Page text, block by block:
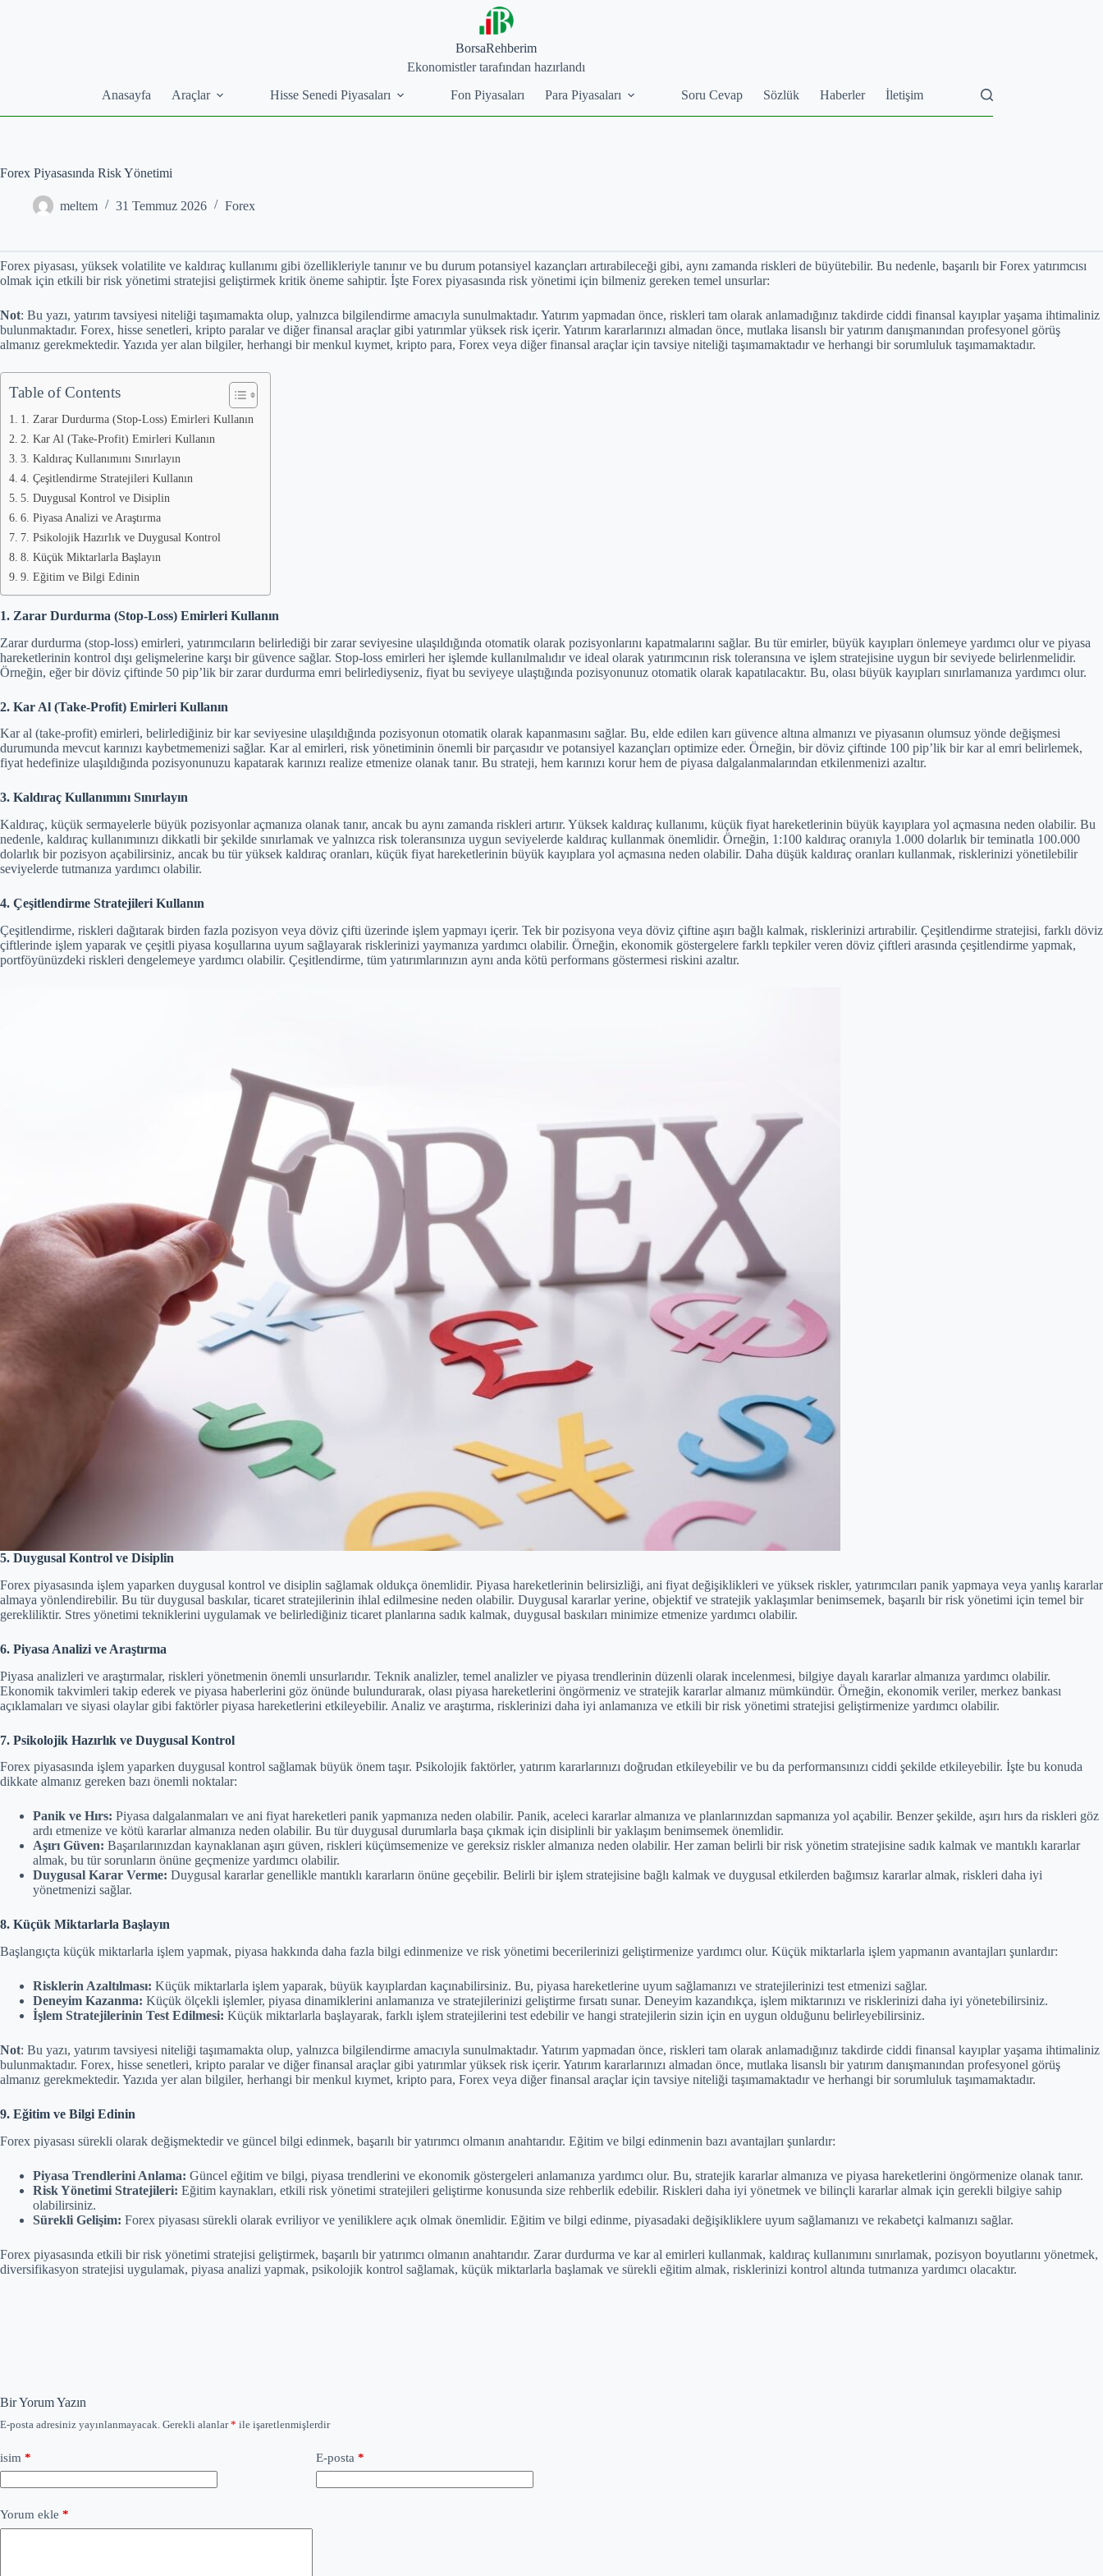
BorsaRehberim
Ekonomistler tarafından hazırlandı
Anasayfa
Araçlar Hisse Senedi Piyasaları Fon Piyasaları Para Piyasaları Soru Cevap Sözlük Haberler İletişim
Forex Piyasasında Risk Yönetimi
meltem 31 Temmuz 2026 Forex
Forex piyasası, yüksek volatilite ve kaldıraç kullanımı gibi özellikleriyle tanınır ve bu durum potansiyel kazançları artırabileceği gibi, aynı zamanda riskleri de büyütebilir. Bu nedenle, başarılı bir Forex yatırımcısı
olmak için etkili bir risk yönetimi stratejisi geliştirmek kritik öneme sahiptir. İşte Forex piyasasında risk yönetimi için bilmeniz gereken temel unsurlar:
Not: Bu yazı, yatırım tavsiyesi niteliği taşımamakta olup, yalnızca bilgilendirme amacıyla sunulmaktadır. Yatırım yapmadan önce, riskleri tam olarak anlamadığınız takdirde ciddi finansal kayıplar yaşama ihtimaliniz
bulunmaktadır. Forex, hisse senetleri, kripto paralar ve diğer finansal araçlar gibi yatırımlar yüksek risk içerir. Yatırım kararlarınızı almadan önce, mutlaka lisanslı bir yatırım danışmanından profesyonel görüş
almanız gerekmektedir. Yazıda yer alan bilgiler, herhangi bir menkul kıymet, kripto para, Forex veya diğer finansal araçlar için tavsiye niteliği taşımamaktadır ve herhangi bir sorumluluk taşımamaktadır.
Table of Contents
1. Zarar Durdurma (Stop-Loss) Emirleri Kullanın
2. Kar Al (Take-Profit) Emirleri Kullanın
3. Kaldıraç Kullanımını Sınırlayın
4. Çeşitlendirme Stratejileri Kullanın
5. Duygusal Kontrol ve Disiplin
6. Piyasa Analizi ve Araştırma
7. Psikolojik Hazırlık ve Duygusal Kontrol
8. Küçük Miktarlarla Başlayın
9. Eğitim ve Bilgi Edinin
1. Zarar Durdurma (Stop-Loss) Emirleri Kullanın
Zarar durdurma (stop-loss) emirleri, yatırımcıların belirlediği bir zarar seviyesine ulaşıldığında otomatik olarak pozisyonlarını kapatmalarını sağlar. Bu tür emirler, büyük kayıpları önlemeye yardımcı olur ve piyasa
hareketlerinin kontrol dışı gelişmelerine karşı bir güvence sağlar. Stop-loss emirleri her işlemde kullanılmalıdır ve ideal olarak yatırımcının risk toleransına ve işlem stratejisine uygun bir seviyede belirlenmelidir.
Örneğin, eğer bir döviz çiftinde 50 pip’lik bir zarar durdurma emri belirlediyseniz, fiyat bu seviyeye ulaştığında pozisyonunuz otomatik olarak kapatılacaktır. Bu, olası büyük kayıpları sınırlamanıza yardımcı olur.
2. Kar Al (Take-Profit) Emirleri Kullanın
Kar al (take-profit) emirleri, belirlediğiniz bir kar seviyesine ulaşıldığında pozisyonun otomatik olarak kapanmasını sağlar. Bu, elde edilen karı güvence altına almanızı ve piyasanın olumsuz yönde değişmesi
durumunda mevcut karınızı kaybetmemenizi sağlar. Kar al emirleri, risk yönetiminin önemli bir parçasıdır ve potansiyel kazançları optimize eder. Örneğin, bir döviz çiftinde 100 pip’lik bir kar al emri belirlemek,
fiyat hedefinize ulaşıldığında pozisyonunuzu kapatarak karınızı realize etmenize olanak tanır. Bu strateji, hem karınızı korur hem de piyasa dalgalanmalarından etkilenmenizi azaltır.
3. Kaldıraç Kullanımını Sınırlayın
Kaldıraç, küçük sermayelerle büyük pozisyonlar açmanıza olanak tanır, ancak bu aynı zamanda riskleri artırır. Yüksek kaldıraç kullanımı, küçük fiyat hareketlerinin büyük kayıplara yol açmasına neden olabilir. Bu
nedenle, kaldıraç kullanımınızı dikkatli bir şekilde sınırlamak ve yalnızca risk toleransınıza uygun seviyelerde kaldıraç kullanmak önemlidir. Örneğin, 1:100 kaldıraç oranıyla 1.000 dolarlık bir teminatla 100.000
dolarlık bir pozisyon açabilirsiniz, ancak bu tür yüksek kaldıraç oranları, küçük fiyat hareketlerinin büyük kayıplara yol açmasına neden olabilir. Daha düşük kaldıraç oranları kullanmak, risklerinizi yönetilebilir
seviyelerde tutmanıza yardımcı olabilir.
4. Çeşitlendirme Stratejileri Kullanın
Çeşitlendirme, riskleri dağıtarak birden fazla pozisyon veya döviz çifti üzerinde işlem yapmayı içerir. Tek bir pozisyona veya döviz çiftine aşırı bağlı kalmak, risklerinizi artırabilir. Çeşitlendirme stratejisi, farklı döviz
çiftlerinde işlem yaparak ve çeşitli piyasa koşullarına uyum sağlayarak risklerinizi yaymanıza yardımcı olabilir. Örneğin, ekonomik göstergelere farklı tepkiler veren döviz çiftleri arasında çeşitlendirme yapmak,
portföyünüzdeki riskleri dengelemeye yardımcı olabilir. Çeşitlendirme, tüm yatırımlarınızın aynı anda kötü performans göstermesi riskini azaltır.
5. Duygusal Kontrol ve Disiplin
Forex piyasasında işlem yaparken duygusal kontrol ve disiplin sağlamak oldukça önemlidir. Piyasa hareketlerinin belirsizliği, ani fiyat değişiklikleri ve yüksek riskler, yatırımcıları panik yapmaya veya yanlış kararlar
almaya yönlendirebilir. Bu tür duygusal baskılar, ticaret stratejilerinin ihlal edilmesine neden olabilir. Duygusal kararlar yerine, objektif ve stratejik yaklaşımlar benimsemek, başarılı bir risk yönetimi için temel bir
gerekliliktir. Stres yönetimi tekniklerini uygulamak ve belirlediğiniz ticaret planlarına sadık kalmak, duygusal baskıları minimize etmenize yardımcı olabilir.
6. Piyasa Analizi ve Araştırma
Piyasa analizleri ve araştırmalar, riskleri yönetmenin önemli unsurlarıdır. Teknik analizler, temel analizler ve piyasa trendlerinin düzenli olarak incelenmesi, bilgiye dayalı kararlar almanıza yardımcı olabilir.
Ekonomik takvimleri takip ederek ve piyasa haberlerini göz önünde bulundurarak, olası piyasa hareketlerini öngörmeniz ve stratejik kararlar almanız mümkündür. Örneğin, ekonomik veriler, merkez bankası
açıklamaları ve siyasi olaylar gibi faktörler piyasa hareketlerini etkileyebilir. Analiz ve araştırma, risklerinizi daha iyi anlamanıza ve etkili bir risk yönetimi stratejisi geliştirmenize yardımcı olabilir.
7. Psikolojik Hazırlık ve Duygusal Kontrol
Forex piyasasında işlem yaparken duygusal kontrol sağlamak büyük önem taşır. Psikolojik faktörler, yatırım kararlarınızı doğrudan etkileyebilir ve bu da performansınızı ciddi şekilde etkileyebilir. İşte bu konuda
dikkate almanız gereken bazı önemli noktalar:
Panik ve Hırs: Piyasa dalgalanmaları ve ani fiyat hareketleri panik yapmanıza neden olabilir. Panik, aceleci kararlar almanıza ve planlarınızdan sapmanıza yol açabilir. Benzer şekilde, aşırı hırs da riskleri göz
ardı etmenize ve kötü kararlar almanıza neden olabilir. Bu tür duygusal durumlarla başa çıkmak için disiplinli bir yaklaşım benimsemek önemlidir.
Aşırı Güven: Başarılarınızdan kaynaklanan aşırı güven, riskleri küçümsemenize ve gereksiz riskler almanıza neden olabilir. Her zaman belirli bir risk yönetim stratejisine sadık kalmak ve mantıklı kararlar
almak, bu tür sorunların önüne geçmenize yardımcı olabilir.
Duygusal Karar Verme: Duygusal kararlar genellikle mantıklı kararların önüne geçebilir. Belirli bir işlem stratejisine bağlı kalmak ve duygusal etkilerden bağımsız kararlar almak, riskleri daha iyi
yönetmenizi sağlar.
8. Küçük Miktarlarla Başlayın
Başlangıçta küçük miktarlarla işlem yapmak, piyasa hakkında daha fazla bilgi edinmenize ve risk yönetimi becerilerinizi geliştirmenize yardımcı olur. Küçük miktarlarla işlem yapmanın avantajları şunlardır:
Risklerin Azaltılması: Küçük miktarlarla işlem yaparak, büyük kayıplardan kaçınabilirsiniz. Bu, piyasa hareketlerine uyum sağlamanızı ve stratejilerinizi test etmenizi sağlar.
Deneyim Kazanma: Küçük ölçekli işlemler, piyasa dinamiklerini anlamanıza ve stratejilerinizi geliştirme fırsatı sunar. Deneyim kazandıkça, işlem miktarınızı ve risklerinizi daha iyi yönetebilirsiniz.
İşlem Stratejilerinin Test Edilmesi: Küçük miktarlarla başlayarak, farklı işlem stratejilerini test edebilir ve hangi stratejilerin sizin için en uygun olduğunu belirleyebilirsiniz.
Not: Bu yazı, yatırım tavsiyesi niteliği taşımamakta olup, yalnızca bilgilendirme amacıyla sunulmaktadır. Yatırım yapmadan önce, riskleri tam olarak anlamadığınız takdirde ciddi finansal kayıplar yaşama ihtimaliniz
bulunmaktadır. Forex, hisse senetleri, kripto paralar ve diğer finansal araçlar gibi yatırımlar yüksek risk içerir. Yatırım kararlarınızı almadan önce, mutlaka lisanslı bir yatırım danışmanından profesyonel görüş
almanız gerekmektedir. Yazıda yer alan bilgiler, herhangi bir menkul kıymet, kripto para, Forex veya diğer finansal araçlar için tavsiye niteliği taşımamaktadır ve herhangi bir sorumluluk taşımamaktadır.
9. Eğitim ve Bilgi Edinin
Forex piyasası sürekli olarak değişmektedir ve güncel bilgi edinmek, başarılı bir yatırımcı olmanın anahtarıdır. Eğitim ve bilgi edinmenin bazı avantajları şunlardır:
Piyasa Trendlerini Anlama: Güncel eğitim ve bilgi, piyasa trendlerini ve ekonomik göstergeleri anlamanıza yardımcı olur. Bu, stratejik kararlar almanıza ve piyasa hareketlerini öngörmenize olanak tanır.
Risk Yönetimi Stratejileri: Eğitim kaynakları, etkili risk yönetimi stratejileri geliştirme konusunda size rehberlik edebilir. Riskleri daha iyi yönetmek ve bilinçli kararlar almak için gerekli bilgiye sahip
olabilirsiniz.
Sürekli Gelişim: Forex piyasası sürekli olarak evriliyor ve yeniliklere açık olmak önemlidir. Eğitim ve bilgi edinme, piyasadaki değişikliklere uyum sağlamanızı ve rekabetçi kalmanızı sağlar.
Forex piyasasında etkili bir risk yönetimi stratejisi geliştirmek, başarılı bir yatırımcı olmanın anahtarıdır. Zarar durdurma ve kar al emirleri kullanmak, kaldıraç kullanımını sınırlamak, pozisyon boyutlarını yönetmek,
diversifikasyon stratejisi uygulamak, piyasa analizi yapmak, psikolojik kontrol sağlamak, küçük miktarlarla başlamak ve sürekli eğitim almak, risklerinizi kontrol altında tutmanıza yardımcı olacaktır.
Bir Yorum Yazın
E-posta adresiniz yayınlanmayacak. Gerekli alanlar* ile işaretlenmişlerdir
isim * E-posta *
Yorum ekle *